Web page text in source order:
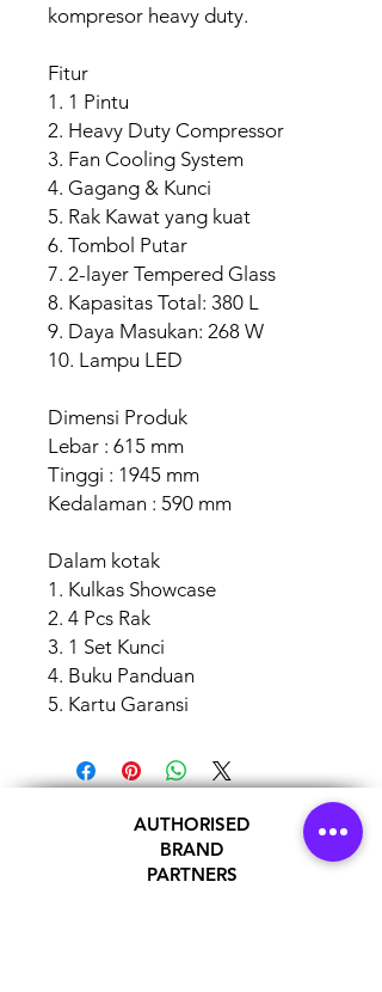
kompresor heavy duty.
Fitur
1. 1 Pintu
2. Heavy Duty Compressor
3. Fan Cooling System
4. Gagang & Kunci
5. Rak Kawat yang kuat
6. Tombol Putar
7. 2-layer Tempered Glass
8. Kapasitas Total: 380 L
9. Daya Masukan: 268 W
10. Lampu LED
Dimensi Produk
Lebar : 615 mm
Tinggi : 1945 mm
Kedalaman : 590 mm
Dalam kotak
1. Kulkas Showcase
2. 4 Pcs Rak
3. 1 Set Kunci
4. Buku Panduan
5. Kartu Garansi
AUTHORISED
BRAND
PARTNERS